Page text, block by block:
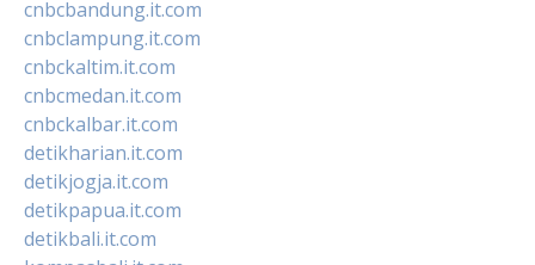
cnbcbandung.it.com
cnbclampung.it.com
cnbckaltim.it.com
cnbcmedan.it.com
cnbckalbar.it.com
detikharian.it.com
detikjogja.it.com
detikpapua.it.com
detikbali.it.com